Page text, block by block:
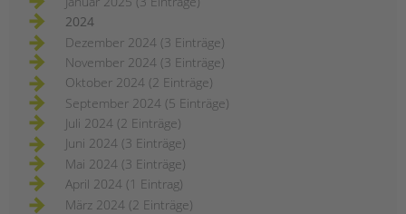
2024
Dezember 2024 (3 Einträge)
November 2024 (3 Einträge)
Oktober 2024 (2 Einträge)
September 2024 (5 Einträge)
Juli 2024 (2 Einträge)
Juni 2024 (3 Einträge)
Mai 2024 (3 Einträge)
April 2024 (1 Eintrag)
März 2024 (2 Einträge)